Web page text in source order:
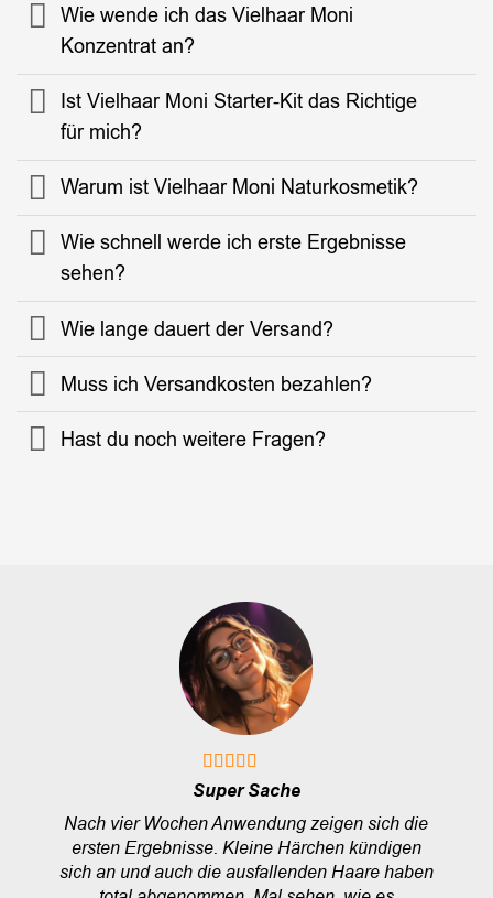
Wie wende ich das Vielhaar Moni
Konzentrat an?
Ist Vielhaar Moni Starter-Kit das Richtige
für mich?
Warum ist Vielhaar Moni Naturkosmetik?
Wie schnell werde ich erste Ergebnisse
sehen?
Wie lange dauert der Versand?
Muss ich Versandkosten bezahlen?
Hast du noch weitere Fragen?
Super Sache
Nach vier Wochen Anwendung zeigen sich die
ersten Ergebnisse. Kleine Härchen kündigen
sich an und auch die ausfallenden Haare haben